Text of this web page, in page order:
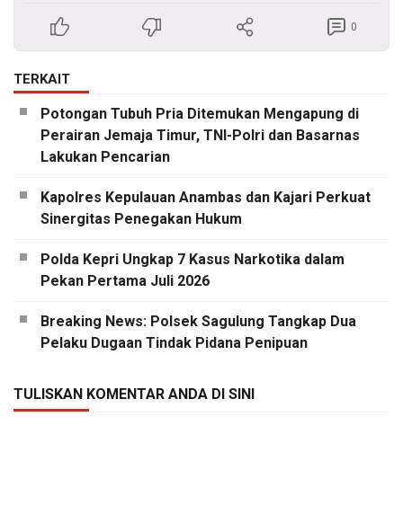
0
TERKAIT
Potongan Tubuh Pria Ditemukan Mengapung di
Perairan Jemaja Timur, TNI-Polri dan Basarnas
Lakukan Pencarian
Kapolres Kepulauan Anambas dan Kajari Perkuat
Sinergitas Penegakan Hukum
Polda Kepri Ungkap 7 Kasus Narkotika dalam
Pekan Pertama Juli 2026
Breaking News: Polsek Sagulung Tangkap Dua
Pelaku Dugaan Tindak Pidana Penipuan
TULISKAN KOMENTAR ANDA DI SINI